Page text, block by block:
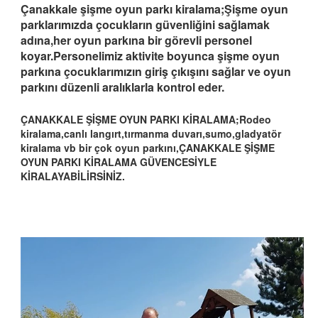
Çanakkale şişme oyun parkı kiralama;Şişme oyun
parklarımızda çocukların güvenliğini sağlamak
adına,her oyun parkına bir görevli personel
koyar.Personelimiz aktivite boyunca şişme oyun
parkına çocuklarımızın giriş çıkışını sağlar ve oyun
parkını düzenli aralıklarla kontrol eder.
ÇANAKKALE ŞİŞME OYUN PARKI KİRALAMA;Rodeo
kiralama,canlı langırt,tırmanma duvarı,sumo,gladyatör
kiralama vb bir çok oyun parkını,ÇANAKKALE ŞİŞME
OYUN PARKI KİRALAMA GÜVENCESİYLE
KİRALAYABİLİRSİNİZ.